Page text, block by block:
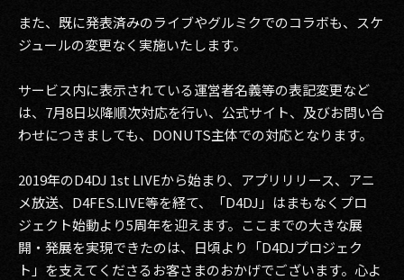
2011
2010
2009
また、既に発表済みのライブやグルミクでのコラボも、スケ
ジュールの変更なく実施いたします。
サービス内に表示されている運営者名義等の表記変更など
は、7月8日以降順次対応を行い、公式サイト、及びお問い合
わせにつきましても、DONUTS主体での対応となります。
2019年のD4DJ 1st LIVEから始まり、アプリリリース、アニ
メ放送、D4FES.LIVE等を経て、「D4DJ」はまもなくプロ
ジェクト始動より5周年を迎えます。ここまでの大きな展
開・発展を実現できたのは、日頃より「D4DJプロジェク
ト」を支えてくださるお客さまのおかげでございます。心よ